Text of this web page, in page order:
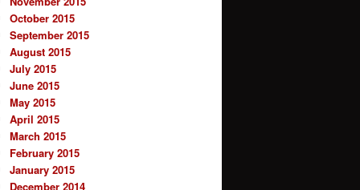
October 2015
September 2015
August 2015
July 2015
June 2015
May 2015
April 2015
March 2015
February 2015
January 2015
December 2014